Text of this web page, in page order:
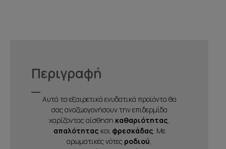
Περιγραφή
Αυτά τα εξαιρετικά ενυδατικά προϊόντα θα
σας αναζωογονήσουν την επιδερμίδα
χαρίζοντας αίσθηση καθαριότητας,
απαλότητας και φρεσκάδας. Με
αρωματικές νότες ροδιού,